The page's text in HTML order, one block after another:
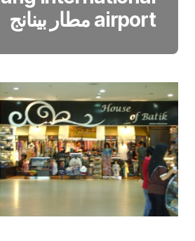
airport مطار بينانج